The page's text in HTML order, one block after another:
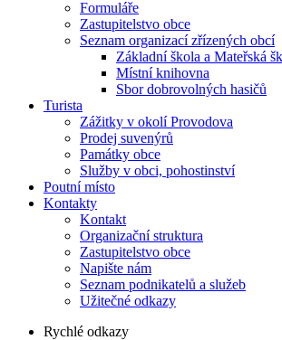
Formuláře
Zastupitelstvo obce
Seznam organizací zřízených obcí
Základní škola a Mateřská
Místní knihovna
Sbor dobrovolných hasičů
Turista
Zážitky v okolí Provodova
Prodej suvenýrů
Památky obce
Služby v obci, pohostinství
Poutní místo
Kontakty
Kontakt
Organizační struktura
Zastupitelstvo obce
Napište nám
Seznam podnikatelů a služeb
Užitečné odkazy
Rychlé odkazy